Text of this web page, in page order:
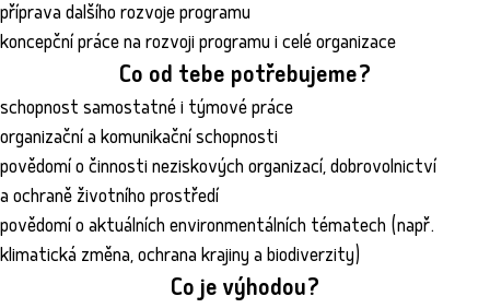
příprava dalšího rozvoje programu
koncepční práce na rozvoji programu i celé organizace
Co od tebe potřebujeme?
schopnost samostatné i týmové práce
organizační a komunikační schopnosti
povědomí o činnosti neziskových organizací, dobrovolnictví
a ochraně životního prostředí
povědomí o aktuálních environmentálních tématech (např.
klimatická změna, ochrana krajiny a biodiverzity)
Co je výhodou?